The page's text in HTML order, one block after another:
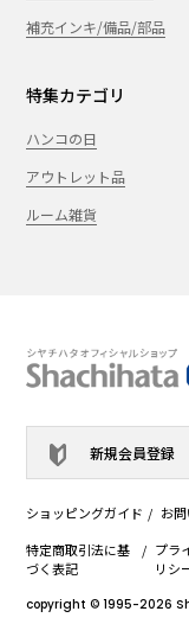
補充インキ/備品/部品
特集カテゴリ
ハンコの日
アウトレット品
ルーム雑貨
新規会員登録
ショッピングガイド お
特定商取引法に基
づく表記
プラ
リシ
copyright © 1995-2026